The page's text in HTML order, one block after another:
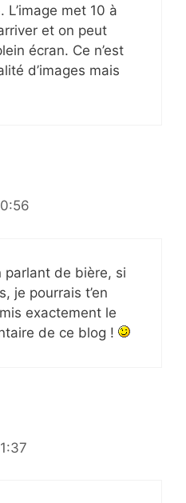
L’image met 10 à
et on peut
écran. Ce n’est
d’images mais
parlant de bière, si
je pourrais t’en
exactement le
de ce blog !